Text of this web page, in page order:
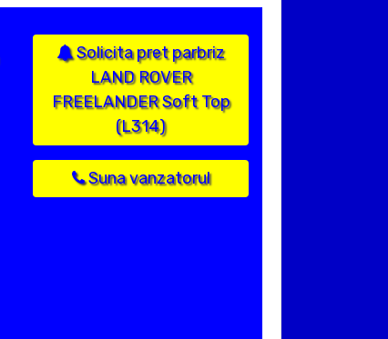
Solicita pret parbriz
LAND ROVER
FREELANDER Soft Top
(L314)
Suna vanzatorul